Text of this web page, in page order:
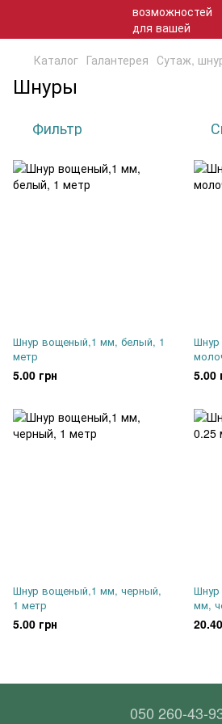
Каталог Галантерея Сутаж,
Шнуры
Фильтр
Шнур вощеный,1 мм, белый, 1
метр
5.00 грн 5.00
Шнур вощеный,1 мм, черный,
1 метр
5.00 грн
Шнур
мм,
050 260-43-